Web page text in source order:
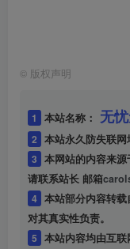
© 版权声明
1 本站名称： 无
2 本站永久防失联网
3 本网站的内容来源
请联系站长 邮箱
4 本站部分内容转
对其真实性负责。
5